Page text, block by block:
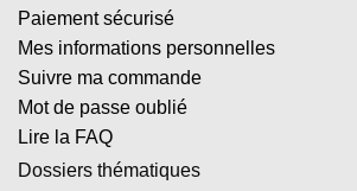
Paiement sécurisé
Mes informations personnelles
Suivre ma commande
Mot de passe oublié
Lire la FAQ
Dossiers thématiques